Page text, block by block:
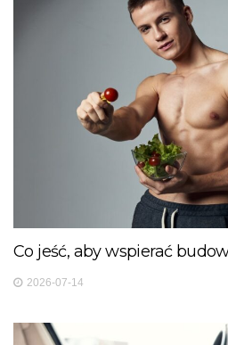
Co jeść, aby wspierać
2026-07-14